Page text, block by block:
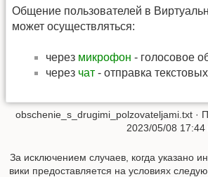
Общение пользователей в
может осуществляться:
через микрофон ‑ голосовое
через чат ‑ отправка
obschenie_s_drugimi_polzovateljami.txt ·
2023/05/08
За исключением случаев, когда указано
вики предоставляется на условиях